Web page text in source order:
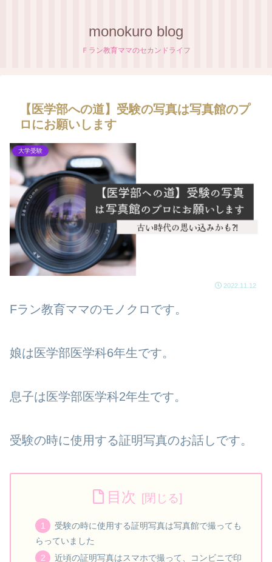
monokuro blog
Ｆラン教育ママのセカンドライフ
【医学部への道】受験の写真は写真館のプ
ロにお願いします
大学受験
2022.11.12
Fラン教育ママのモノクロです。
娘は医学部医学科6年生です。
息子は医学部医学科2年生です。
受験の時に使用する証明写真のお話しです。
目次
受験の時に使用する証明写真は写真館で撮っても
らっていました
近頃の証明写真はスマホで撮って、コンビニで印